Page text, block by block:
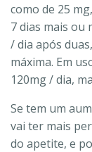
como de 25
7 dias mais ou
/ dia após
máxima. Em
120mg / dia,
Se tem um
vai ter mais
do apetite, e